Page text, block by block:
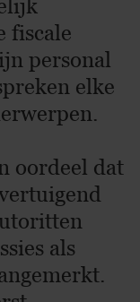
fiscale
personal
elke
oordeel dat
als